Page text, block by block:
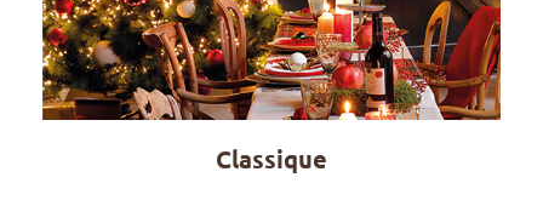
Classique